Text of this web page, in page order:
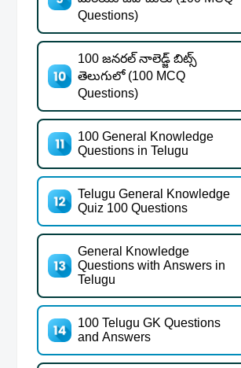
Questions)
100 జనరల్ నాలెడ్జ్ బిట్స్
తెలుగులో (100 MCQ
Questions)
100 General Knowledge
Questions in Telugu
Telugu General Knowledge
Quiz 100 Questions
General Knowledge
Questions with Answers in
Telugu
100 Telugu GK Questions
and Answers